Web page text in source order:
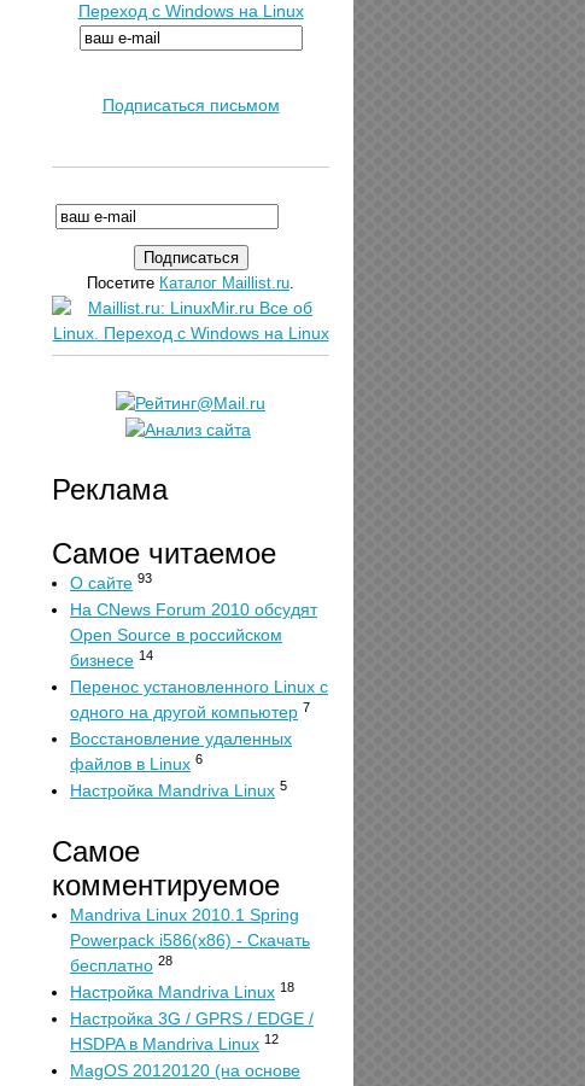
Переход с Windows на Linux
Подписаться письмом
Посетите Каталог Maillist.ru.
Реклама
Самое читаемое
О сайте 93
На CNews Forum 2010 обсудят
Open Source в российском
бизнесе 14
Перенос установленного Linux с
одного на другой компьютер 7
Восстановление удаленных
файлов в Linux 6
Настройка Mandriva Linux 5
Самое
комментируемое
Mandriva Linux 2010.1 Spring
Powerpack i586(x86) - Скачать
бесплатно 28
Настройка Mandriva Linux 18
Настройка 3G / GPRS / EDGE /
HSDPA в Mandriva Linux 12
MagOS 20120120 (на основе